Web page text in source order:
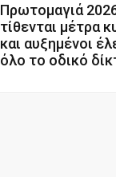
Πρωτομαγιά
τίθενται μέτρα
και αυξημένοι
όλο το οδικό